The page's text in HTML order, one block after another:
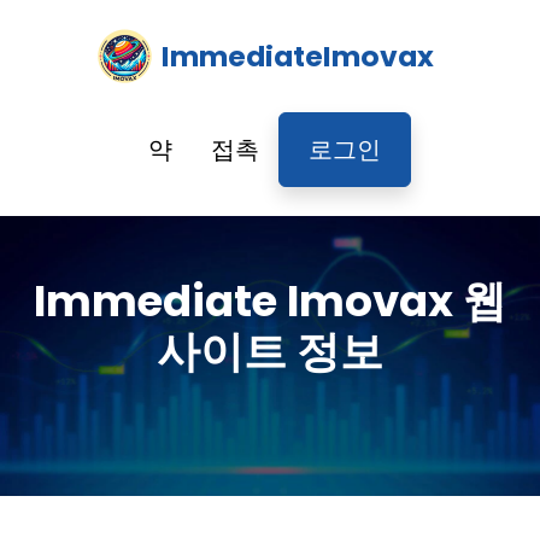
ImmediateImovax
약 접촉 로그인
Immediate Imovax 웹
사이트 정보